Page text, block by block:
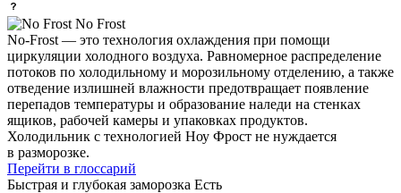
No Frost
No-Frost — это технология охлаждения при помощи
циркуляции холодного воздуха. Равномерное распределение
потоков по холодильному и морозильному отделению, а также
отведение излишней влажности предотвращает появление
перепадов температуры и образование наледи на стенках
ящиков, рабочей камеры и упаковках продуктов.
Холодильник с технологией Ноу Фрост не нуждается
в разморозке.
Перейти в глоссарий
Быстрая и глубокая заморозка Есть